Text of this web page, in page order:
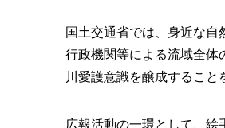
国土交通省では、身近な
行政機関等による流域全体
川愛護意識を醸成すること
広報活動の一環として、絵